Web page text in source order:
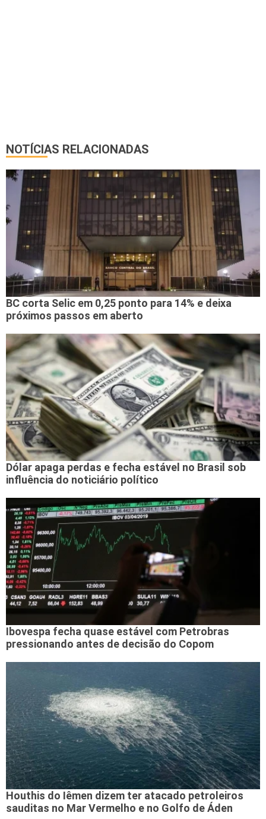
NOTÍCIAS RELACIONADAS
BC corta Selic em 0,25 ponto para 14% e deixa
próximos passos em aberto
Dólar apaga perdas e fecha estável no Brasil sob
influência do noticiário político
Ibovespa fecha quase estável com Petrobras
pressionando antes de decisão do Copom
Houthis do Iêmen dizem ter atacado petroleiros
sauditas no Mar Vermelho e no Golfo de Áden